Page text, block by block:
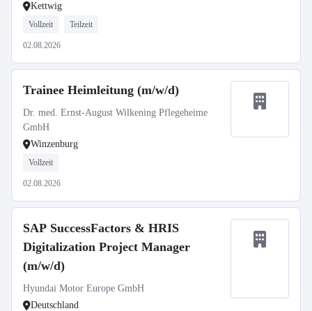
Kettwig
Vollzeit Teilzeit
02.08.2026
Trainee Heimleitung (m/w/d)
Dr. med. Ernst-August Wilkening Pflegeheime
GmbH
Winzenburg
Vollzeit
02.08.2026
SAP SuccessFactors & HRIS
Digitalization Project Manager
(m/w/d)
Hyundai Motor Europe GmbH
Deutschland